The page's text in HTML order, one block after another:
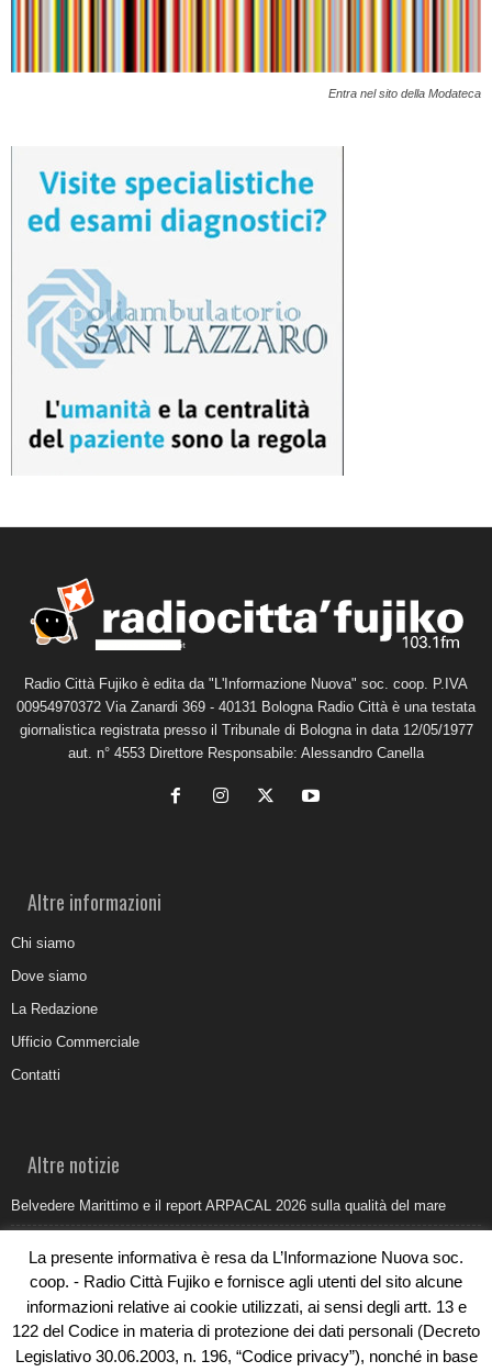
Entra nel sito della Modateca
Radio Città Fujiko è edita da "L'Informazione Nuova" soc. coop. P.IVA
00954970372 Via Zanardi 369 - 40131 Bologna Radio Città è una testata
giornalistica registrata presso il Tribunale di Bologna in data 12/05/1977
aut. n° 4553 Direttore Responsabile: Alessandro Canella
Altre informazioni
Chi siamo
Dove siamo
La Redazione
Ufficio Commerciale
Contatti
Altre notizie
Belvedere Marittimo e il report ARPACAL 2026 sulla qualità del mare
Umidità di risalita in casa, come riconoscere i segnali veri
Torna il Sun Donato Festival 2026
Come il busking moderno ridisegna il paesaggio sonoro urbano
La presente informativa è resa da L’Informazione Nuova soc.
coop. - Radio Città Fujiko e fornisce agli utenti del sito alcune
informazioni relative ai cookie utilizzati, ai sensi degli artt. 13 e
122 del Codice in materia di protezione dei dati personali (Decreto
Legislativo 30.06.2003, n. 196, “Codice privacy”), nonché in base